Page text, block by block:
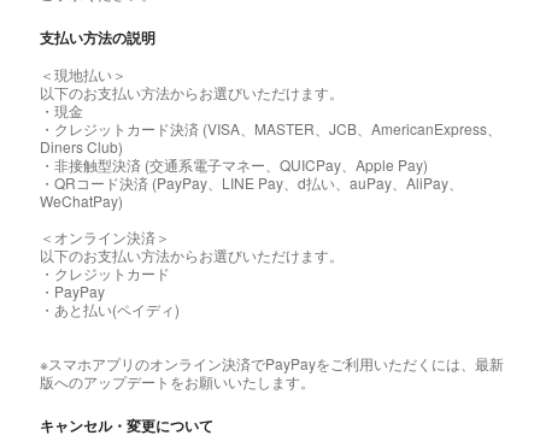
支払い方法の説明
＜現地払い＞
以下のお支払い方法からお選びいただけます。
・現金
・クレジットカード決済 (VISA、MASTER、JCB、AmericanExpress、
Diners Club)
・非接触型決済 (交通系電子マネー、QUICPay、Apple Pay)
・QRコード決済 (PayPay、LINE Pay、d払い、auPay、AliPay、
WeChatPay)
＜オンライン決済＞
以下のお支払い方法からお選びいただけます。
・クレジットカード
・PayPay
・あと払い(ペイディ)
※スマホアプリのオンライン決済でPayPayをご利用いただくには、最新
版へのアップデートをお願いいたします。
キャンセル・変更について